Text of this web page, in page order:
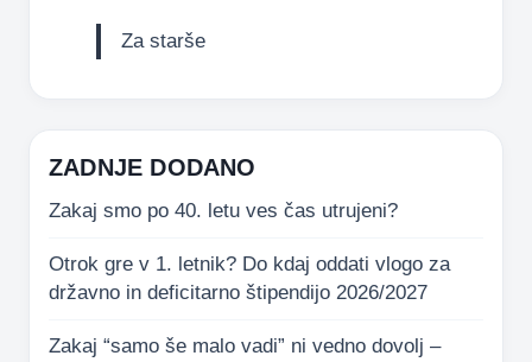
Za starše
ZADNJE DODANO
Zakaj smo po 40. letu ves čas utrujeni?
Otrok gre v 1. letnik? Do kdaj oddati vlogo za
državno in deficitarno štipendijo 2026/2027
Zakaj “samo še malo vadi” ni vedno dovolj –